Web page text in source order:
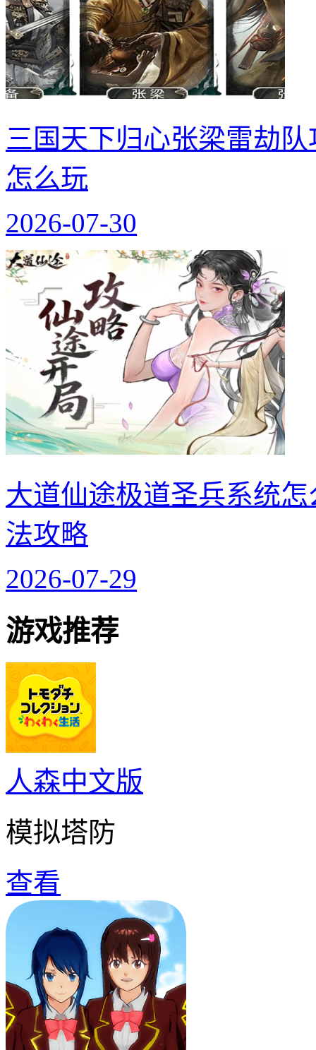
三国天下归心张梁雷劫
怎么玩
2026-07-30
大道仙途极道圣兵系统
法攻略
2026-07-29
游戏推荐
人森中文版
模拟塔防
查看